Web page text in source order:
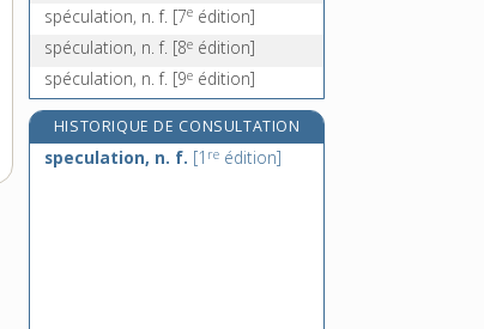
spéculation, n. f. [7e édition]
spéculation, n. f. [8e édition]
spéculation, n. f. [9e édition]
HISTORIQUE DE CONSULTATION
speculation, n. f. [1 re édition]